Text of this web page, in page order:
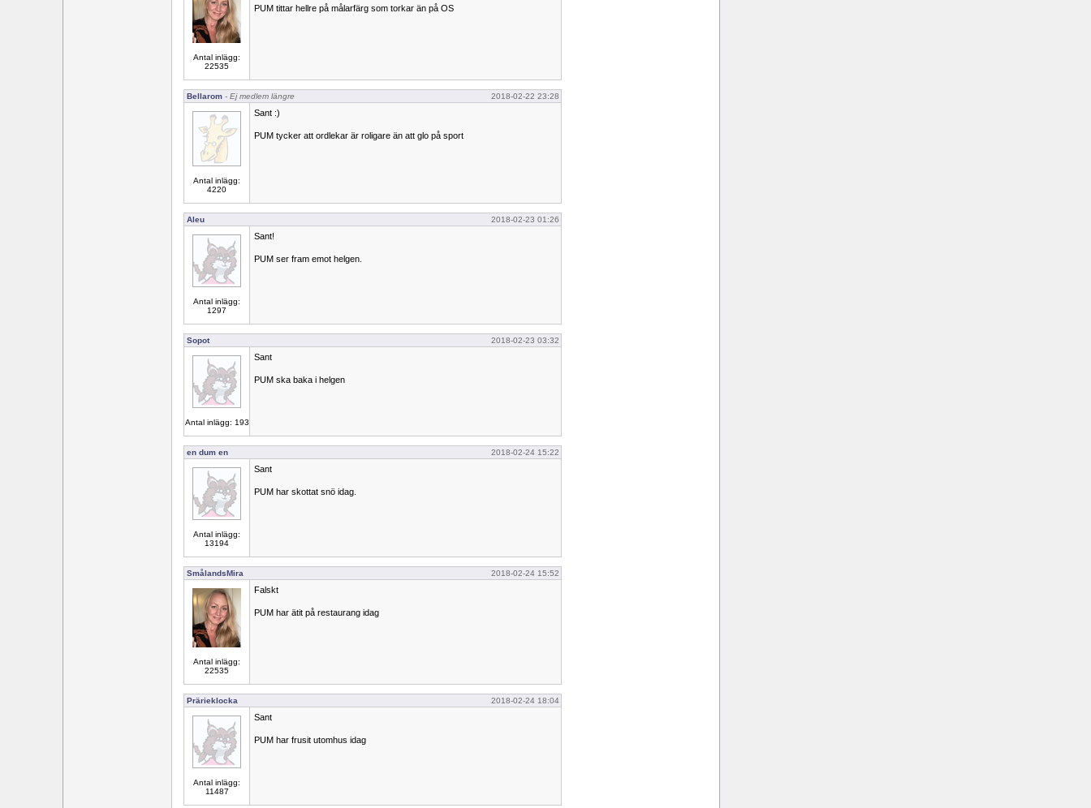
Antal inlägg:
22535
PUM tittar hellre på målarfärg som torkar än på OS
Bellarom - Ej medlem längre 2018-02-22 23:28
Antal inlägg:
4220
Sant :)
PUM tycker att ordlekar är roligare än att glo på sport
Aleu 2018-02-23 01:26
Antal inlägg:
1297
Sant!
PUM ser fram emot helgen.
Sopot 2018-02-23 03:32
Antal inlägg: 193
Sant
PUM ska baka i helgen
en dum en 2018-02-24 15:22
Antal inlägg:
13194
Sant
PUM har skottat snö idag.
SmålandsMira 2018-02-24 15:52
Antal inlägg:
22535
Falskt
PUM har ätit på restaurang idag
Prärieklocka 2018-02-24 18:04
Antal inlägg:
11487
Sant
PUM har frusit utomhus idag